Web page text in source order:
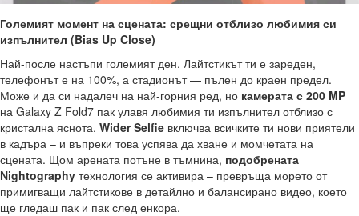
Големият момент на сцената: срещни отблизо любимия си
изпълнител (Bias Up Close)
Най-после настъпи големият ден. Лайтстикът ти е зареден,
телефонът е на 100%, а стадионът — пълен до краен предел.
Може и да си надалеч на най-горния ред, но камерата с 200 MP
на Galaxy Z Fold7 пак улавя любимия ти изпълнител отблизо с
кристална яснота. Wider Selfie включва всичките ти нови приятели
в кадъра – и въпреки това успява да хване и момчетата на
сцената. Щом арената потъне в тъмнина, подобрената
Nightography технология се активира – превръща морето от
примигващи лайтстикове в детайлно и балансирано видео, което
ще гледаш пак и пак след енкора.